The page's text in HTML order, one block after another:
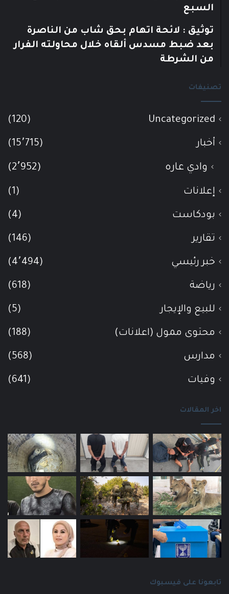
السبع
توثيق : لائحة اتهام بحق شاب من الناصرة
بعد ضبط مسدس ألقاه خلال محاولته الفرار
من الشرطة
تصنيفات
Uncategorized
(120)
أخبار (15٬715)
وادي عاره (2٬952)
إعلانات (1)
بودكاست (4)
تقارير (146)
خبر رئيسي (4٬494)
رياضة (618)
للبيع والإيجار (5)
محتوى ممول (اعلانات) (188)
مدارس (568)
وفيات (641)
اخر المقالات
تابعونا على فيسبوك